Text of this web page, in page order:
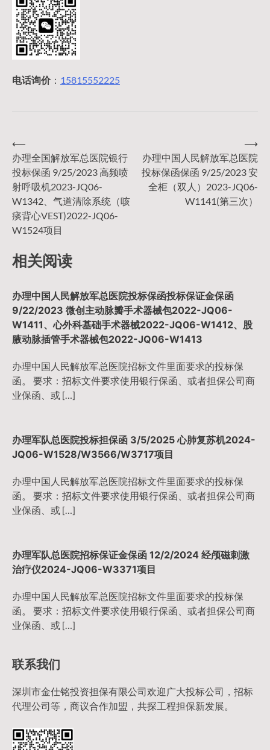
电话询价： 15815552225
文
章
导
航
⟵
办理全国解放军总医院银行
投标保函 9/25/2023 高频喷
射呼吸机2023-JQ06-
W1342、气道清除系统（咳
痰背心VEST)2022-JQ06-
W1524项目
办理中国人民解放军总医院
投标保函保函 9/25/2023 安
全柜（双人）2023-JQ06-
W1141(第三次）
⟶
相关阅读
办理中国人民解放军总医院投标保函投标保证金保函
9/22/2023 微创主动脉瓣手术器械包2022-JQ06-
W1411、心外科基础手术器械2022-JQ06-W1412、股
腋动脉插管手术器械包2022-JQ06-W1413
办理中国人民解放军总医院招标文件里面要求的投标保
函。 要求：招标文件要求使用银行保函、或者担保公司商
业保函、或 […]
办理军队总医院投标担保函 3/5/2025 心肺复苏机2024-
JQ06-W1528/W3566/W3717项目
办理中国人民解放军总医院招标文件里面要求的投标保
函。 要求：招标文件要求使用银行保函、或者担保公司商
业保函、或 […]
办理军队总医院招标保证金保函 12/2/2024 经颅磁刺激
治疗仪2024-JQ06-W3371项目
办理中国人民解放军总医院招标文件里面要求的投标保
函。 要求：招标文件要求使用银行保函、或者担保公司商
业保函、或 […]
联系我们
深圳市金仕铭投资担保有限公司欢迎广大投标公司，招标
代理公司等，商议合作加盟，共探工程担保新发展。